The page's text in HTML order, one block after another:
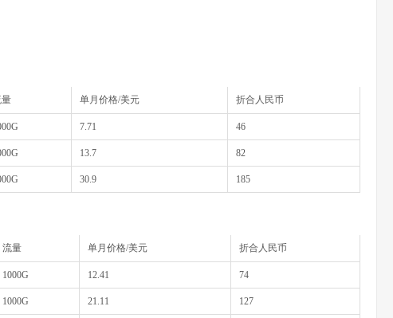
单月价格/美元 折合人民币
7.71 46
13.7 82
30.9 185
流量 单月价格/美元 折合人民币
1000G 12.41 74
1000G 21.11 127